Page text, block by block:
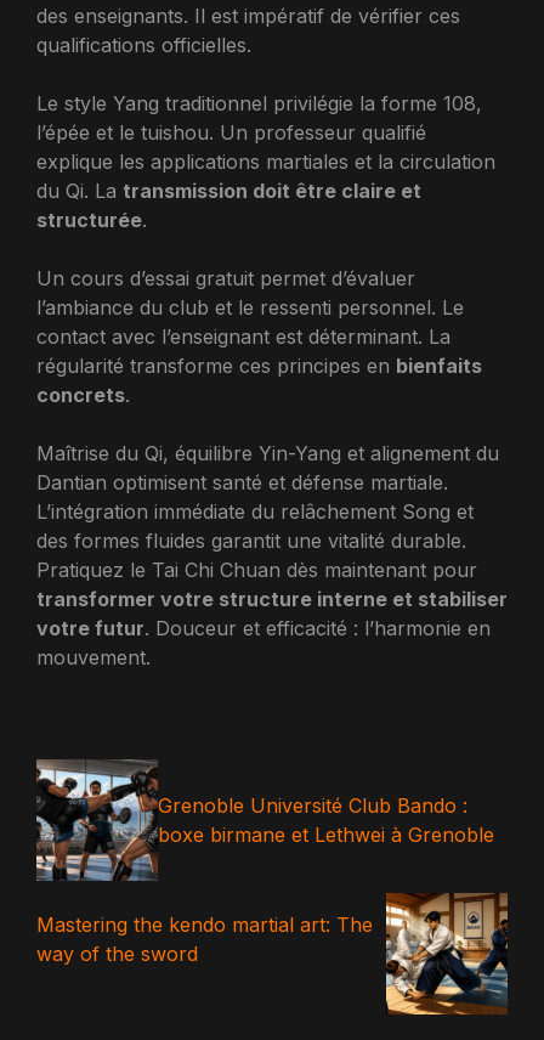
des enseignants. Il est impératif de vérifier ces
qualifications officielles.
Le style Yang traditionnel privilégie la forme 108,
l’épée et le tuishou. Un professeur qualifié
explique les applications martiales et la circulation
du Qi. La transmission doit être claire et
structurée.
Un cours d’essai gratuit permet d’évaluer
l’ambiance du club et le ressenti personnel. Le
contact avec l’enseignant est déterminant. La
régularité transforme ces principes en bienfaits
concrets.
Maîtrise du Qi, équilibre Yin-Yang et alignement du
Dantian optimisent santé et défense martiale.
L’intégration immédiate du relâchement Song et
des formes fluides garantit une vitalité durable.
Pratiquez le Tai Chi Chuan dès maintenant pour
transformer votre structure interne et stabiliser
votre futur. Douceur et efficacité : l’harmonie en
mouvement.
Grenoble Université Club Bando :
boxe birmane et Lethwei à Grenoble
Mastering the kendo martial art: The
way of the sword